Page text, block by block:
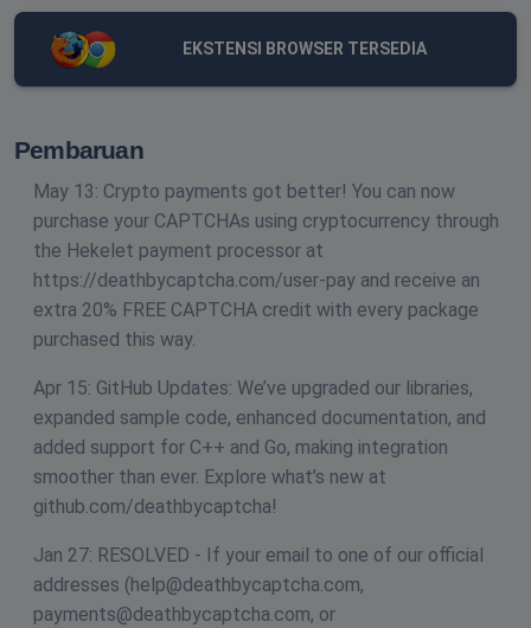
EKSTENSI BROWSER TERSEDIA
Pembaruan
May 13: Crypto payments got better! You can now
purchase your CAPTCHAs using cryptocurrency through
the Hekelet payment processor at
https://deathbycaptcha.com/user-pay and receive an
extra 20% FREE CAPTCHA credit with every package
purchased this way.
Apr 15: GitHub Updates: We’ve upgraded our libraries,
expanded sample code, enhanced documentation, and
added support for C++ and Go, making integration
smoother than ever. Explore what’s new at
github.com/deathbycaptcha!
Jan 27: RESOLVED - If your email to one of our official
addresses (help@deathbycaptcha.com,
payments@deathbycaptcha.com, or